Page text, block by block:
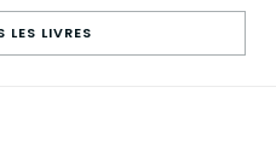
LIVRES